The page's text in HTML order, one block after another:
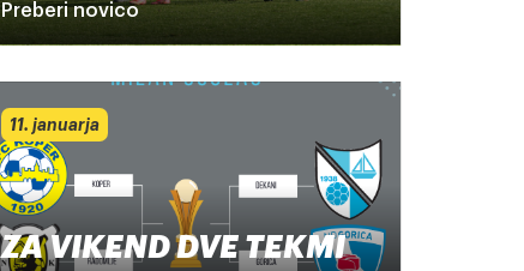
Preberi novico
11. januarja
ZA VIKEND DVE TEKMI